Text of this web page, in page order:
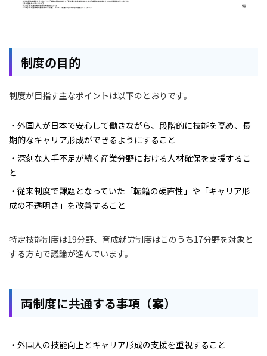
制度の目的
制度が目指す主なポイントは以下のとおりです。
・外国人が日本で安心して働きながら、段階的に技能を高め、長
期的なキャリア形成ができるようにすること
・深刻な人手不足が続く産業分野における人材確保を支援するこ
と
・従来制度で課題となっていた「転籍の硬直性」や「キャリア形
成の不透明さ」を改善すること
特定技能制度は19分野、育成就労制度はこのうち17分野を対象と
する方向で議論が進んでいます。
両制度に共通する事項（案）
・外国人の技能向上とキャリア形成の支援を重視すること